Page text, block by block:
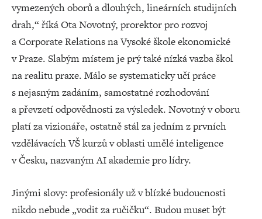
vymezených oborů a dlouhých, lineárních studijních
drah,“ říká Ota Novotný, prorektor pro rozvoj
a Corporate Relations na Vysoké škole ekonomické
v Praze. Slabým místem je prý také nízká vazba škol
na realitu praxe. Málo se systematicky učí práce
s nejasným zadáním, samostatné rozhodování
a převzetí odpovědnosti za výsledek. Novotný v oboru
platí za vizionáře, ostatně stál za jedním z prvních
vzdělávacích VŠ kurzů v oblasti umělé inteligence
v Česku, nazvaným AI akademie pro lídry.
Jinými slovy: profesionály už v blízké budoucnosti
nikdo nebude „vodit za ručičku“. Budou muset být